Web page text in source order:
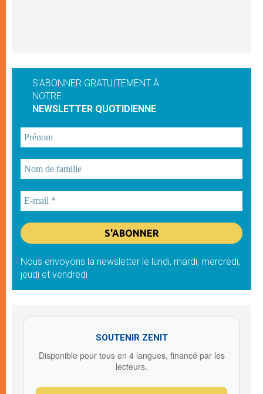
S'ABONNER GRATUITEMENT À
NOTRE
NEWSLETTER QUOTIDIENNE
Nous envoyons la newsletter le lundi, mardi, mercredi,
jeudi et vendredi
SOUTENIR ZENIT
Disponible pour tous en 4 langues, financé par les
lecteurs.